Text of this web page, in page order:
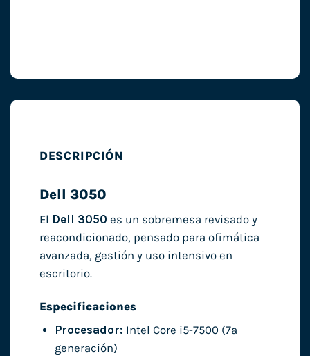
DESCRIPCIÓN
Dell 3050
El Dell 3050 es un sobremesa revisado y
reacondicionado, pensado para ofimática
avanzada, gestión y uso intensivo en
escritorio.
Especificaciones
Procesador: Intel Core i5-7500 (7ª
generación)